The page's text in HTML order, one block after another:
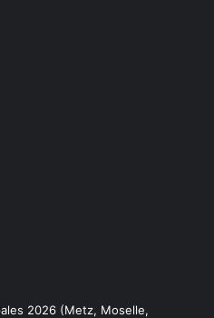
2026 (Metz, Moselle,